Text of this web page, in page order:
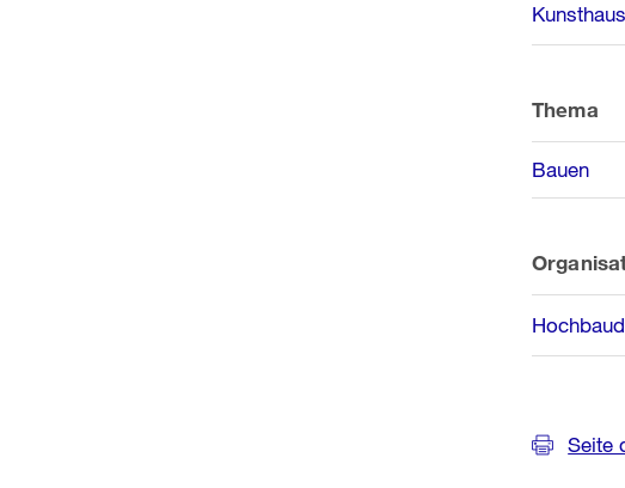
Thema
Bauen
Seite